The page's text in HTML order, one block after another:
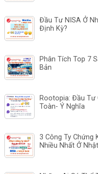
Đầu Tư NISA Ở
Định Kỳ?
Phân Tích Top 7
Bản
Rootopia: Đầu Tư
Toàn- Ý Nghĩa
3 Công Ty Chứng
Nhiều Nhất Ở